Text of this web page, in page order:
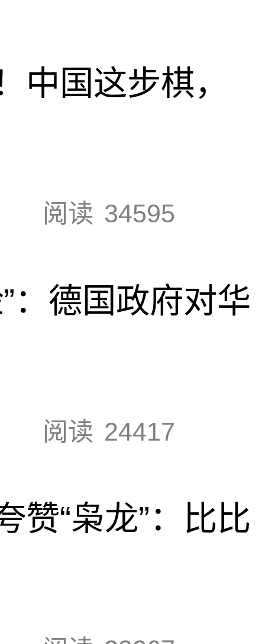
中国这步棋，
阅读 34595
：德国政府对华
阅读 24417
赞“枭龙”：比比